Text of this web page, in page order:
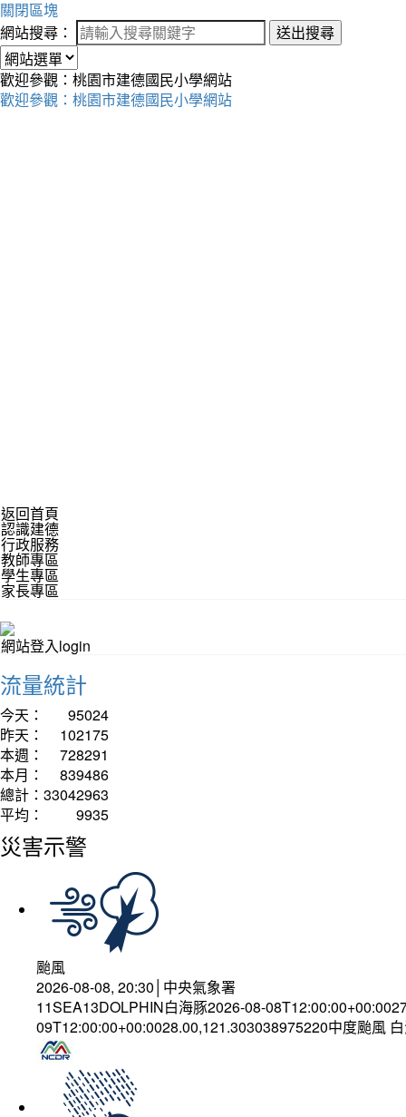
關閉區塊
網站搜尋：
送出搜尋
歡迎參觀：桃園市建德國民小學網站
歡迎參觀：桃園市建德國民小學網站
返回首頁
認識建德
行政服務
教師專區
學生專區
家長專區
網站登入login
流量統計
今天：
95024
昨天：
102175
本週：
728291
本月：
839486
總計： 33042963
平均：
9935
災害示警
颱風
2026-08-08, 20:30│中央氣象署
11SEA13DOLPHIN白海豚2026-08-
09T12:00:00+00:0028.00,121.303038975220中度颱風